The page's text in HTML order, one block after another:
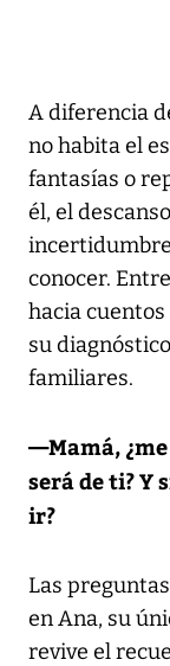
A diferencia
no habita el
fantasías o
él, el
conocer.
hacia
su
familiares.
—Mamá,
será de ti? Y
ir?
Las
en Ana, su
revive el